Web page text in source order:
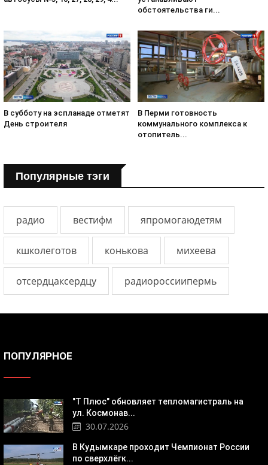
обстоятельства ги...
В субботу на эспланаде отметят
День строителя
В Перми готовность
коммунального комплекса к
отопитель...
Популярные тэги
радио вестифм япромогаюдетям
кшколеготов конькова михеева
отсердцаксердцу радиороссиипермь
ПОПУЛЯРНОЕ
"Т Плюс" обновляет тепломагистраль на
ул. Космонав...
30.07.2026
В Кудымкаре проходит Чемпионат России
по сверхлёгк...